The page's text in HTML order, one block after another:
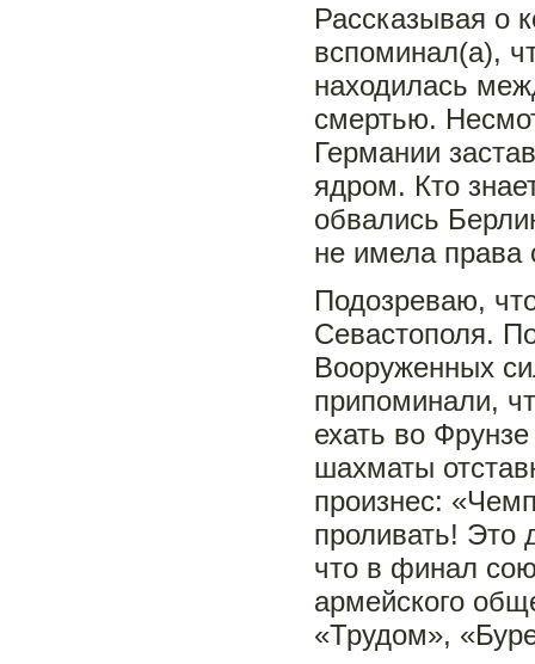
Рассказывая о
вспоминал(а),
находилась
смертью.
Германии
ядром. Кто
обвались
не имела права
Подозреваю,
Севастополя.
Вооруженных
припоминали,
ехать во
шахматы
произнес:
проливать!
что в финал
армейского
«Трудом»,